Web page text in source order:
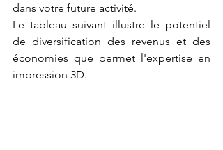
dans votre future activité.
Le tableau suivant illustre le potentiel
de diversification des revenus et des
économies que permet l'expertise en
impression 3D.